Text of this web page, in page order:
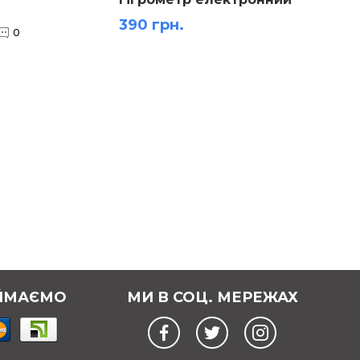
0
з термодатчиком
390 грн.
МИ В СОЦ. МЕРЕЖАХ